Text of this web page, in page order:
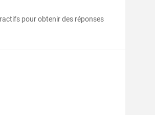
pour obtenir des réponses